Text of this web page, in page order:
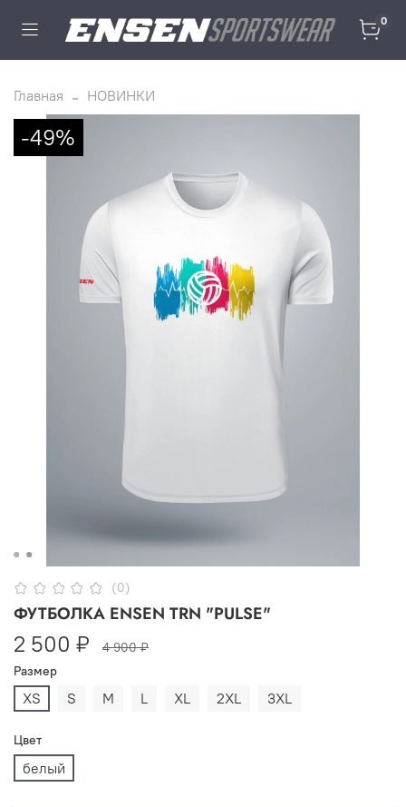
0
Главная НОВИНКИ
-49%
(0)
ФУТБОЛКА ENSEN TRN "PULSE"
2 500 ₽
4 900 ₽
Размер
XS S M L XL 2XL 3XL
Цвет
белый